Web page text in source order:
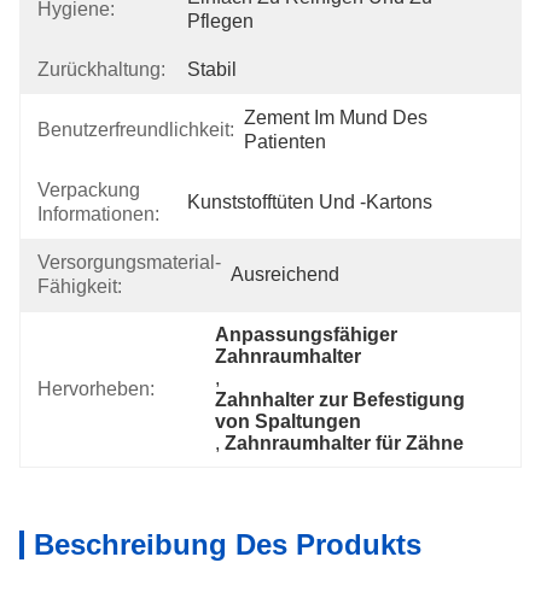
Hygiene:
Pflegen
Zurückhaltung: Stabil
Benutzerfreundlichkeit:
Zement Im Mund Des
Patienten
Verpackung
Informationen:
Kunststofftüten Und -kartons
Versorgungsmaterial-
Fähigkeit:
Ausreichend
Hervorheben:
Anpassungsfähiger
Zahnraumhalter
,
Zahnhalter zur Befestigung
von Spaltungen
, Zahnraumhalter für Zähne
Beschreibung Des Produkts